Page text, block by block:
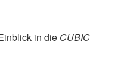
in die CUBIC